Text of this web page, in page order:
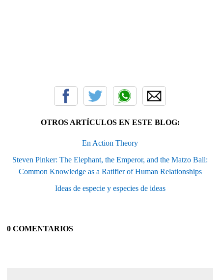
OTROS ARTÍCULOS EN ESTE BLOG:
En Action Theory
Steven Pinker: The Elephant, the Emperor, and the Matzo Ball:
Common Knowledge as a Ratifier of Human Relationships
Ideas de especie y especies de ideas
0 COMENTARIOS